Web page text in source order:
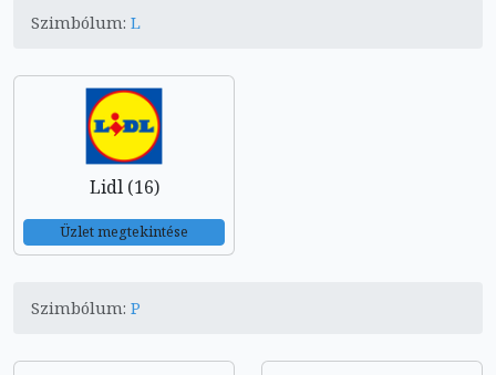
Szimbólum: L
Lidl (16)
Üzlet megtekintése
Szimbólum: P